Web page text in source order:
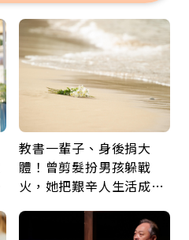
教書一輩子、身後捐大
體！曾剪髮扮男孩躲戰
火，她把艱辛人生活成風